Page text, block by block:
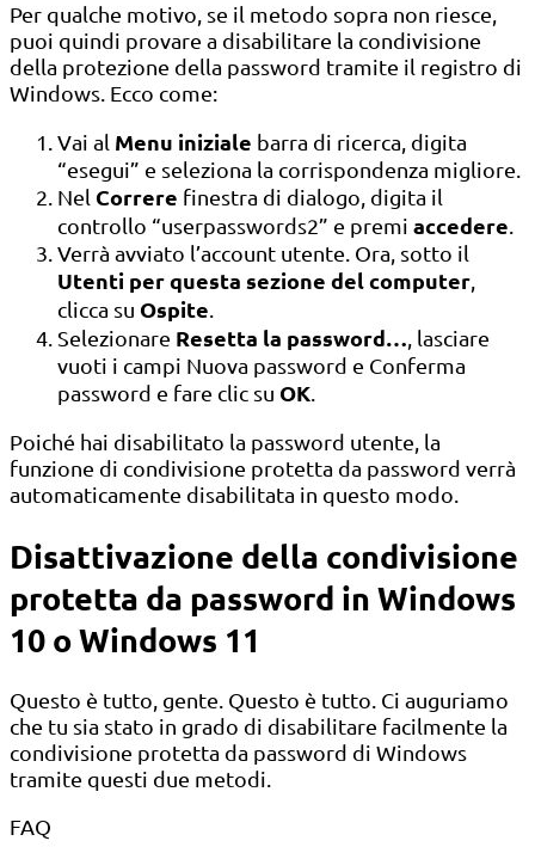
Per qualche motivo, se il metodo sopra non riesce,
puoi quindi provare a disabilitare la condivisione
della protezione della password tramite il registro di
Windows. Ecco come:
Vai al Menu iniziale barra di ricerca, digita
“esegui” e seleziona la corrispondenza migliore.
Nel Correre finestra di dialogo, digita il
controllo “userpasswords2” e premi accedere.
Verrà avviato l’account utente. Ora, sotto il
Utenti per questa sezione del computer,
clicca su Ospite.
Selezionare Resetta la password…, lasciare
vuoti i campi Nuova password e Conferma
password e fare clic su OK.
Poiché hai disabilitato la password utente, la
funzione di condivisione protetta da password verrà
automaticamente disabilitata in questo modo.
Disattivazione della condivisione
protetta da password in Windows
10 o Windows 11
Questo è tutto, gente. Questo è tutto. Ci auguriamo
che tu sia stato in grado di disabilitare facilmente la
condivisione protetta da password di Windows
tramite questi due metodi.
FAQ